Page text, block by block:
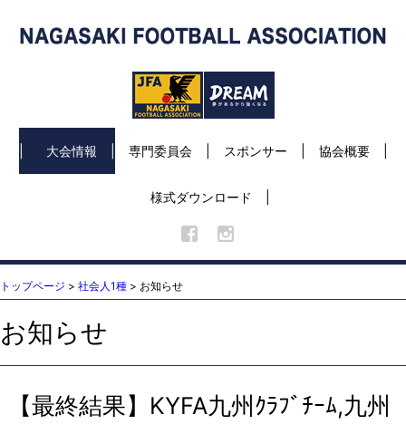
大会情報 専門委員会 スポンサー 協会概要
様式ダウンロード
トップページ > 社会人1種 > お知らせ
お知らせ
【最終結果】KYFA九州ｸﾗﾌﾞﾁｰﾑ,九州